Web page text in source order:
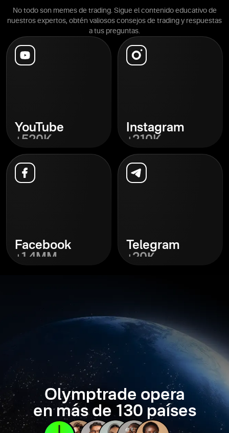
No todo son memes de trading. Sigue el contenido educativo de
nuestros expertos, obtén valiosos consejos de trading y respuestas
a tus preguntas.
YouTube
+520K
Instagram
+210K
Facebook
+1,4MM
Telegram
+20К
Olymptrade opera
en más de 130 países